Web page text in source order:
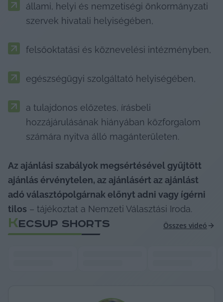
állami, helyi és nemzetiségi önkormányzati
szervek hivatali helyiségében,
felsőoktatási és köznevelési intézményben,
egészségügyi szolgáltató helyiségében,
a tulajdonos előzetes, írásbeli
hozzájárulásának hiányában közforgalom
számára nyitva álló magánterületen.
Az ajánlási szabályok megsértésével gyűjtött
ajánlás érvénytelen, az ajánlásért az ajánlást
adó választópolgárnak előnyt adni vagy ígérni
tilos – tájékoztat a Nemzeti Választási Iroda.
KECSUP SHORTS Összes videó